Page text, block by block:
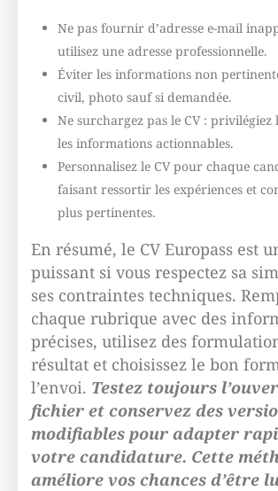
Ne pas fournir d’adresse e-mail
utilisez une adresse professionnelle.
Éviter les informations non
civil, photo sauf si demandée.
Ne surchargez pas le CV :
les informations actionnables.
Personnalisez le CV pour chaque
faisant ressortir les expériences et
plus pertinentes.
En résumé, le CV Europass est
puissant si vous respectez sa
ses contraintes techniques.
chaque rubrique avec des
précises, utilisez des
résultat et choisissez le bon
l’envoi. Testez toujours
fichier et conservez des
modifiables pour adapter
votre candidature. Cette
améliore vos chances d’être